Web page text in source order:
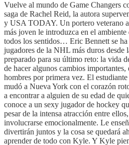
Vuelve al mundo de Game Changers
saga de Rachel Reid, la autora
y USA TODAY. Un portero veterano
más joven le introduzca en el
todos los sentidos… Eric Bennett se
jugadores de la NHL más duros desde
preparado para su último reto: la vida
de hacer algunos cambios
hombres por primera vez. El
mudó a Nueva York con el corazón
a encontrar a alguien de su edad de
conoce a un sexy jugador de hockey
pesar de la intensa atracción entre
involucrarse emocionalmente. Le
divertirán juntos y la cosa se quedará
aprender de todo con Kyle. Y Kyle